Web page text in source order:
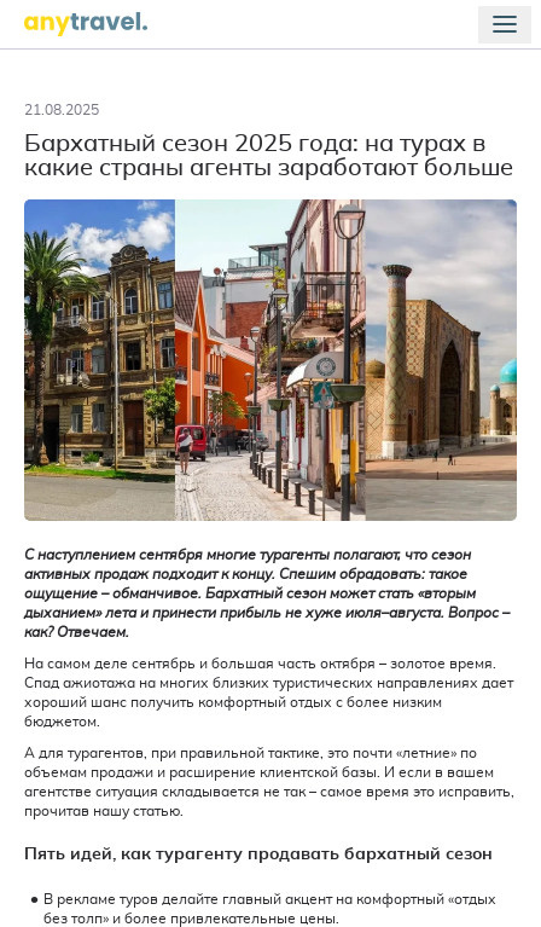
21.08.2025
Бархатный сезон 2025 года: на турах в
какие страны агенты заработают больше
С наступлением сентября многие турагенты полагают, что сезон
активных продаж подходит к концу. Спешим обрадовать: такое
ощущение – обманчивое. Бархатный сезон может стать «вторым
дыханием» лета и принести прибыль не хуже июля–августа. Вопрос –
как? Отвечаем.
На самом деле сентябрь и большая часть октября – золотое время.
Спад ажиотажа на многих близких туристических направлениях дает
хороший шанс получить комфортный отдых с более низким
бюджетом.
А для турагентов, при правильной тактике, это почти «летние» по
объемам продажи и расширение клиентской базы. И если в вашем
агентстве ситуация складывается не так – самое время это исправить,
прочитав нашу статью.
Пять идей, как турагенту продавать бархатный сезон
В рекламе туров делайте главный акцент на комфортный «отдых
без толп» и более привлекательные цены.